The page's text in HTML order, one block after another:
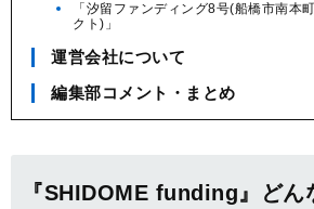
「汐留ファンディング8号(船橋市南本
クト)」
運営会社について
編集部コメント・まとめ
『SHIDOME funding』どん